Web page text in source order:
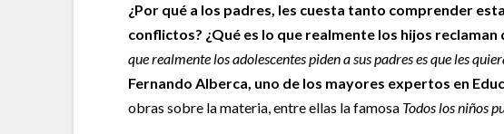
¿Por qué a los padres, les cuesta tanto comprender
conflictos? ¿Qué es lo que realmente los hijos
que realmente los adolescentes piden a sus padres es que les
Fernando Alberca, uno de los mayores expertos en
obras sobre la materia, entre ellas la famosa Todos los niños